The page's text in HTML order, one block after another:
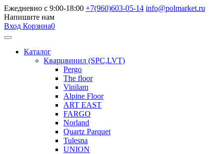
Ежедневно с 9:00-18:00 +7(960)603-05-14 info@polmarket.ru
Напишите нам
Вход Корзина0
Каталог
Кварцвинил (SPC,LVT)
Pergo
The floor
Vinilam
Alpine Floor
ART EAST
FARGO
Norland
Quartz Parquet
Tulesna
UNION